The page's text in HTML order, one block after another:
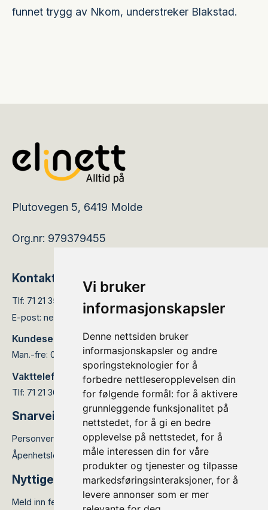
Vi bruker
informasjonskapsler
Denne nettsiden bruker
informasjonskapsler og andre
sporingsteknologier for å
forbedre nettleseropplevelsen din
for følgende formål: for å aktivere
grunnleggende funksjonalitet på
nettstedet, for å gi en bedre
opplevelse på nettstedet, for å
måle interessen din for våre
produkter og tjenester og tilpasse
markedsføringsinteraksjoner, for å
levere annonser som er mer
funnet trygg av Nkom, understreker Blakstad.
Plutovegen 5, 6419 Molde
Org.nr: 979379455
Kontakt
Tlf: 71 21 35 05
E-post: nettservice@elinett.no
Kundesenteret er åpent:
Man.-fre: 08.00 - 15.30
Vakttelefon:
Tlf: 71 21 36 66
Snarveier
Personvernerklæring
Åpenhetsloven
Nyttige lenker
Meld inn feil